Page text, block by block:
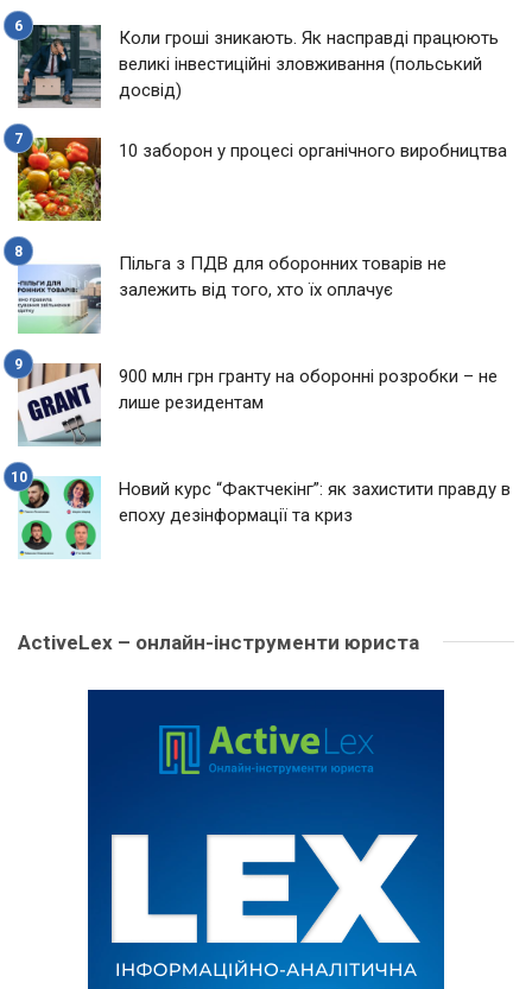
Коли гроші зникають. Як насправді працюють
великі інвестиційні зловживання (польський
досвід)
10 заборон у процесі органічного виробництва
Пільга з ПДВ для оборонних товарів не
залежить від того, хто їх оплачує
900 млн грн гранту на оборонні розробки – не
лише резидентам
Новий курс “Фактчекінг”: як захистити правду в
епоху дезінформації та криз
ActiveLex – онлайн-інструменти юриста